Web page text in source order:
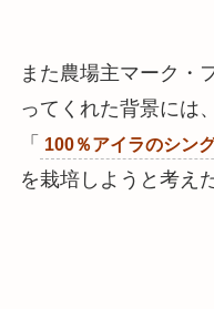
また農場主マーク・
ってくれた背景には、
「
100％アイラのシン
を栽培しようと考え